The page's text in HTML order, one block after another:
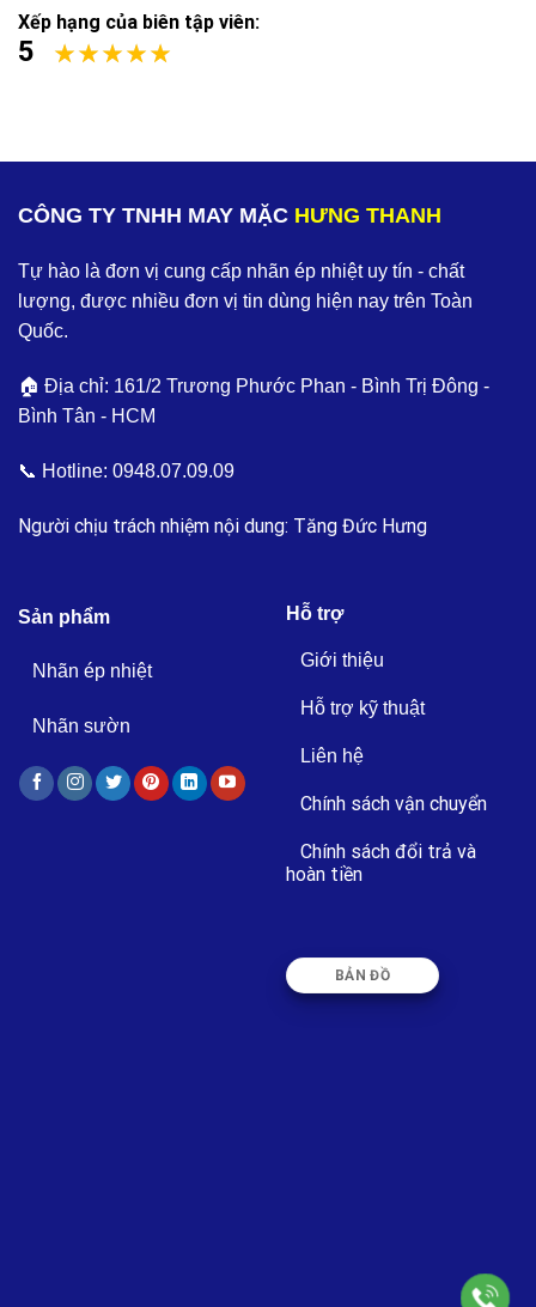
Xếp hạng của biên tập viên:
5
CÔNG TY TNHH MAY MẶC HƯNG THANH
Tự hào là đơn vị cung cấp nhãn ép nhiệt uy tín - chất
lượng, được nhiều đơn vị tin dùng hiện nay trên Toàn
Quốc.
🏠 Địa chỉ: 161/2 Trương Phước Phan - Bình Trị Đông -
Bình Tân - HCM
📞 Hotline: 0948.07.09.09
Người chịu trách nhiệm nội dung: Tăng Đức Hưng
Sản phẩm
Nhãn ép nhiệt
Nhãn sườn
Hỗ trợ
Giới thiệu
Hỗ trợ kỹ thuật
Liên hệ
Chính sách vận chuyển
Chính sách đổi trả và
hoàn tiền
BẢN ĐỒ